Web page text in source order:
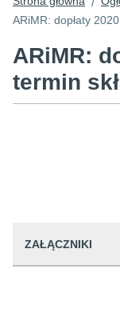
ARiMR: dopłaty
ARiMR:
termin
ZAŁĄCZNIKI